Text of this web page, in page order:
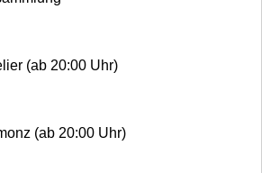
(ab 20:00 Uhr)
(ab 20:00 Uhr)